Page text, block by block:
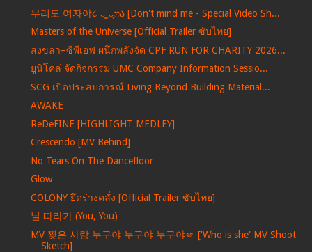
우리도 여자야૮ ᴗ͈ˬᴗ͈ෆა [Don't mind me - Special Video Sh...
Masters of the Universe [Official Trailer ซับไทย]
สงขลา–ซีพีเอฟ ผนึกพลังจัด CPF RUN FOR CHARITY 2026...
ยูนิโคล่ จัดกิจกรรม UMC Company Information Sessio...
SCG เปิดประสบการณ์ Living Beyond Building Material...
AWAKE
ReDeFINE [HIGHLIGHT MEDLEY]
Crescendo [MV Behind]
No Tears On The Dancefloor
Glow
COLONY ยึดร่างคลั่ง [Official Trailer ซับไทย]
널 따라가 (You, You)
MV 찢은 사람 누구야 누구야 누구야🫵 ['Who is she' MV Shoot
Sketch]